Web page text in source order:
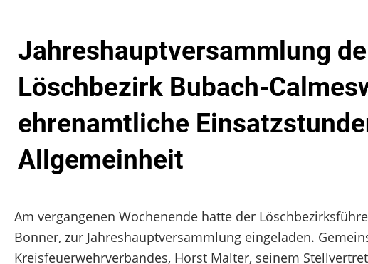
Jahreshauptversammlung
Löschbezirk Bubach-
ehrenamtliche
Allgemeinheit
Am vergangenen Wochenende hatte der
Bonner, zur Jahreshauptversammlung eingeladen.
Kreisfeuerwehrverbandes, Horst Malter, seinem